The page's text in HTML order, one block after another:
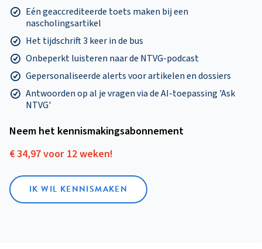
Eén geaccrediteerde toets maken bij een
nascholingsartikel
Het tijdschrift 3 keer in de bus
Onbeperkt luisteren naar de NTVG-podcast
Gepersonaliseerde alerts voor artikelen en dossiers
Antwoorden op al je vragen via de AI-toepassing 'Ask
NTVG'
Neem het kennismakings­abonnement
€ 34,97 voor 12 weken!
IK WIL KENNISMAKEN